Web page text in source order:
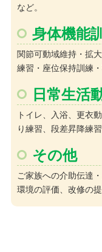
など。
身体機能
関節可動域維持・拡
練習・座位保持訓練
日常生活
トイレ、入浴、更衣
り練習、段差昇降練
その他
ご家族への介助伝達
環境の評価、改修の